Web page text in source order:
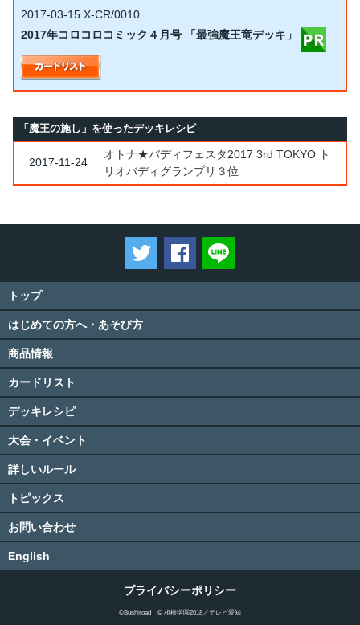
2017-03-15 X-CR/0010
2017年コロコロコミック４月号 「最強魔王竜デッキ」
「魔王の施し」を使ったデッキレシピ
2017-11-24
オトナ★バディフェスタ2017 3rd TOKYO ト
リオバディグランプリ３位
ツイートするFacebookでシェアする
トップ
はじめての方へ・あそび方
商品情報
カードリスト
デッキレシピ
大会・イベント
詳しいルール
トピックス
お問い合わせ
English
プライバシーポリシー
©Bushiroad © 相棒学園2018／テレビ愛知